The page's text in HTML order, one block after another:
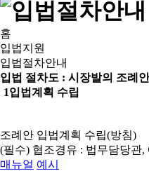
홈
입법지원
입법절차안내
입법 절차도 : 시장발의 조례안
1입법계획 수립
조례안 입법계획 수립(방침)
(필수) 협조경유 : 법무담당관
매뉴얼 예시